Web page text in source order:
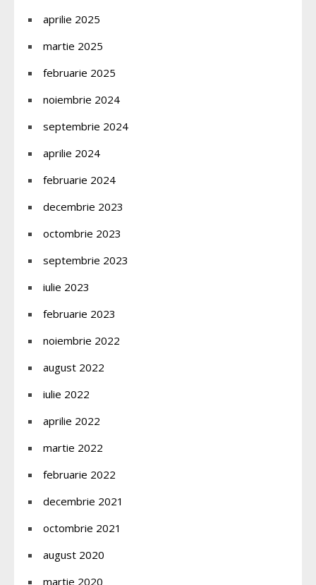
aprilie 2025
martie 2025
februarie 2025
noiembrie 2024
septembrie 2024
aprilie 2024
februarie 2024
decembrie 2023
octombrie 2023
septembrie 2023
iulie 2023
februarie 2023
noiembrie 2022
august 2022
iulie 2022
aprilie 2022
martie 2022
februarie 2022
decembrie 2021
octombrie 2021
august 2020
martie 2020